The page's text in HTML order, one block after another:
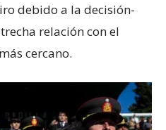
debido a la decisión-
relación con el
cercano.